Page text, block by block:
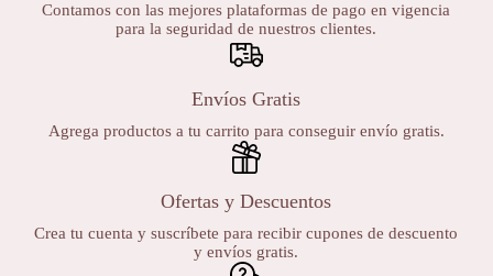
Contamos con las mejores plataformas de pago en vigencia
para la seguridad de nuestros clientes.
Envíos Gratis
Agrega productos a tu carrito para conseguir envío gratis.
Ofertas y Descuentos
Crea tu cuenta y suscríbete para recibir cupones de descuento
y envíos gratis.